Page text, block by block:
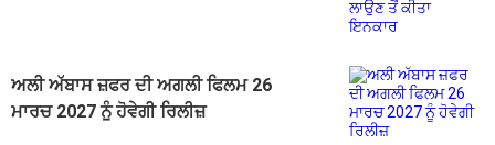
ਅਲੀ ਅੱਬਾਸ ਜ਼ਫਰ ਦੀ ਅਗਲੀ ਫਿਲਮ 26
ਮਾਰਚ 2027 ਨੂੰ ਹੋਵੇਗੀ ਰਿਲੀਜ਼